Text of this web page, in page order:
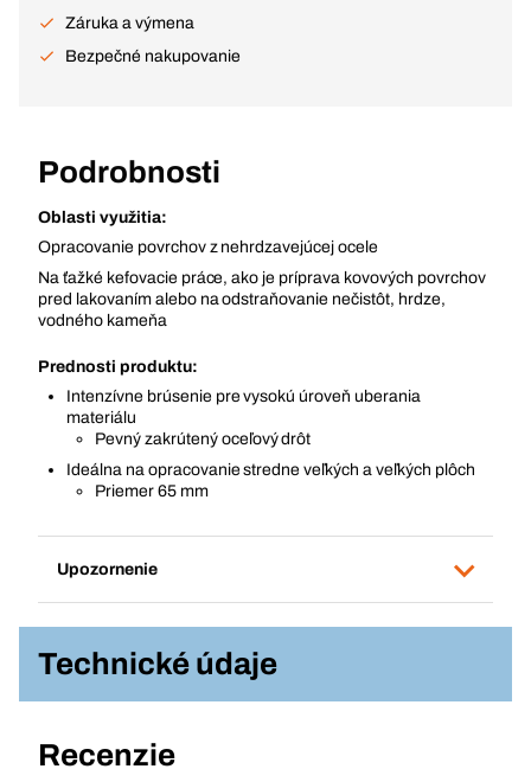
Záruka a výmena
Bezpečné nakupovanie
Podrobnosti
Oblasti využitia:
Opracovanie povrchov z nehrdzavejúcej ocele
Na ťažké kefovacie práce, ako je príprava kovových povrchov
pred lakovaním alebo na odstraňovanie nečistôt, hrdze,
vodného kameňa
Prednosti produktu:
Intenzívne brúsenie pre vysokú úroveň uberania
materiálu
Pevný zakrútený oceľový drôt
Ideálna na opracovanie stredne veľkých a veľkých plôch
Priemer 65 mm
Upozornenie
Technické údaje
Recenzie